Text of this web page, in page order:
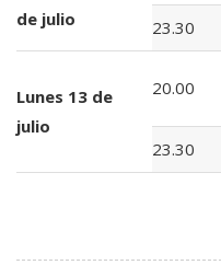
de julio
23.30
Lunes 13 de
julio
20.00
23.30